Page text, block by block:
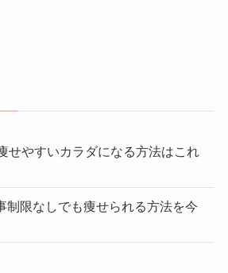
せやすいカラダになる方法はこれ
制限なしでも痩せられる方法を今